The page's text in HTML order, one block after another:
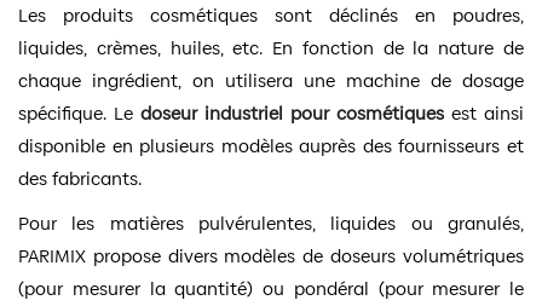
Les produits cosmétiques sont déclinés en poudres,
liquides, crèmes, huiles, etc. En fonction de la nature de
chaque ingrédient, on utilisera une machine de dosage
spécifique. Le doseur industriel pour cosmétiquesest ainsi
disponible en plusieurs modèles auprès des fournisseurs et
des fabricants.
Pour les matières pulvérulentes, liquides ou granulés,
PARIMIX propose divers modèles de doseurs volumétriques
(pour mesurer la quantité) ou pondéral (pour mesurer le